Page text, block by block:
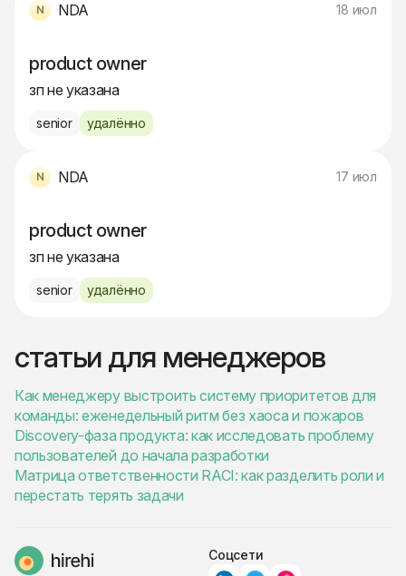
NDA 18 июл
product owner
зп не указана
senior удалённо
NDA 17 июл
product owner
зп не указана
senior удалённо
статьи для менеджеров
Как менеджеру выстроить систему приоритетов для
команды: еженедельный ритм без хаоса и пожаров
Discovery-фаза продукта: как исследовать проблему
пользователей до начала разработки
Матрица ответственности RACI: как разделить роли и
перестать терять задачи
Соцсети